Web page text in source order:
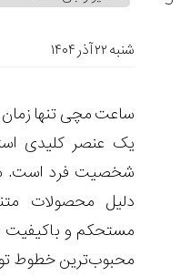
شنبه ۲۲ آذر ۱۴۰۴
ساعت مچی تنها زمان
یک عنصر کلیدی
شخصیت فرد است.
دلیل محصولات
مستحکم و باکیفیت
های